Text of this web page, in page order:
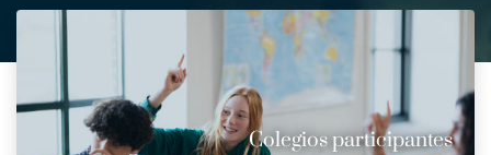
Colegios participantes